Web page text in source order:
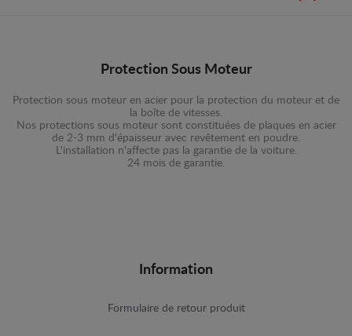
Protection Sous Moteur
Protection sous moteur en acier pour la protection du moteur et de
la boîte de vitesses.
Nos protections sous moteur sont constituées de plaques en acier
de 2-3 mm d'épaisseur avec revêtement en poudre.
L'installation n'affecte pas la garantie de la voiture.
24 mois de garantie.
Information
Formulaire de retour produit